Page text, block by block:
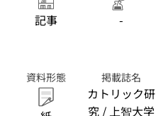
記事 -
資料形態 掲載誌名
カトリック研
究 / 上智大学